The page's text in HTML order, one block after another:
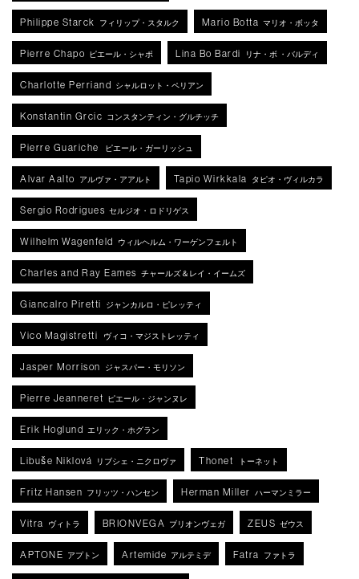
Philippe Starck フィリップ・スタルク Mario Botta マリオ・ボッタ
Pierre Chapo ピエール・シャポ Lina Bo Bardi リナ・ボ ・バルディ
Charlotte Perriand シャルロット・ペリアン
Konstantin Grcic コンスタンティン・グルチッチ
Pierre Guariche ピエール・ガーリッシュ
Alvar Aalto アルヴァ・アアルト Tapio Wirkkala タピオ・ヴィルカラ
Sergio Rodrigues セルジオ・ロドリゲス
Wilhelm Wagenfeld ウィルヘルム・ワーゲンフェルト
Charles and Ray Eames チャールズ＆レイ・イームズ
Giancalro Piretti ジャンカルロ・ピレッティ
Vico Magistretti ヴィコ・マジストレッティ
Jasper Morrison ジャスパー・モリソン
Pierre Jeanneret ピエール・ジャンヌレ
Erik Hoglund エリック・ホグラン
Libuše Niklová リブシェ・ニクロヴァ Thonet トーネット
Fritz Hansen フリッツ・ハンセン Herman Miller ハーマンミラー
Vitra ヴィトラ BRIONVEGA ブリオンヴェガ ZEUS ゼウス
APTONE アプトン Artemide アルテミデ Fatra ファトラ